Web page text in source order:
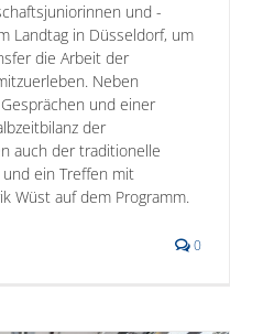
und -
Landtag in Düsseldorf, um
die Arbeit der
Neben
und einer
der
auch der traditionelle
ein Treffen mit
Wüst auf dem Programm.
0